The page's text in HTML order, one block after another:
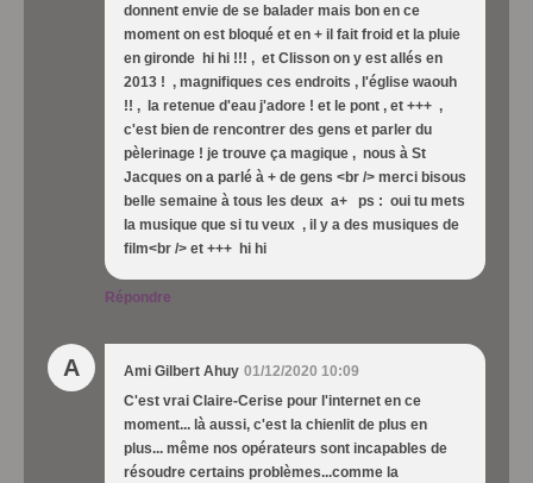
donnent envie de se balader mais bon en ce
moment on est bloqué et en + il fait froid et la pluie
en gironde hi hi !!! , et Clisson on y est allés en
2013 ! , magnifiques ces endroits , l'église waouh
!! , la retenue d'eau j'adore ! et le pont , et +++ ,
c'est bien de rencontrer des gens et parler du
pèlerinage ! je trouve ça magique , nous à St
Jacques on a parlé à + de gens <br /> merci bisous
belle semaine à tous les deux a+ ps : oui tu mets
la musique que si tu veux , il y a des musiques de
film<br /> et +++ hi hi
Répondre
A Ami Gilbert Ahuy 01/12/2020 10:09
C'est vrai Claire-Cerise pour l'internet en ce
moment... là aussi, c'est la chienlit de plus en
plus... même nos opérateurs sont incapables de
résoudre certains problèmes...comme la